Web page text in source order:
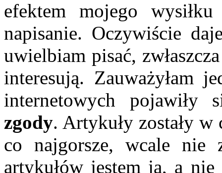
efektem mojego
napisanie. Oczywiście
uwielbiam pisać,
interesują. Zauważyłam
internetowych pojawiły
zgody. Artykuły zostały w
co najgorsze, wcale nie
artykułów jestem ja, a